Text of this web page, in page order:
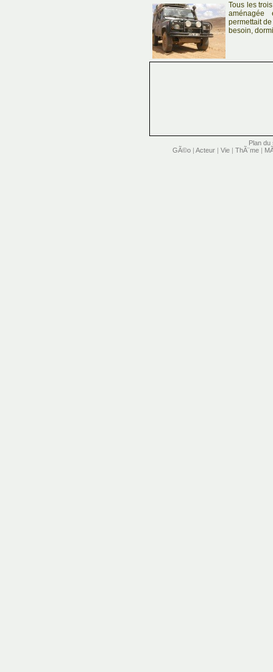
Tous les
permettait
besoin,
Plan du
GÃ©o | Acteur | Vie | ThÃ¨me |